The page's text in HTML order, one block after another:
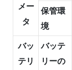
メー
タ
保管環
境
バッ
テリ
バッテ
リーの